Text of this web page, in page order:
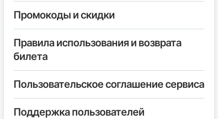
Промокоды и скидки
Правила использования и возврата
билета
Пользовательское соглашение сервиса
Поддержка пользователей